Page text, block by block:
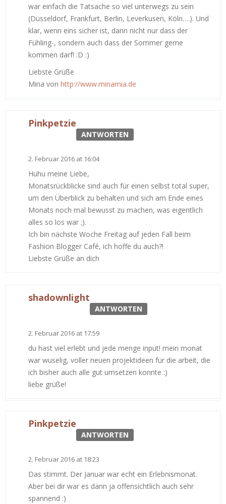
war einfach die Tatsache so viel unterwegs zu sein
(Düsseldorf, Frankfurt, Berlin, Leverkusen, Köln….). Und
klar, wenn eins sicher ist, dann nicht nur dass der
Fühling-, sondern auch dass der Sommer gerne
kommen darf! :D :)
Liebste Grüße
Mina von http://www.minamia.de
Pinkpetzie
ANTWORTEN
2. Februar 2016 at 16:04
Huhu meine Liebe,
Monatsrückblicke sind auch für einen selbst total super,
um den Überblick zu behalten und sich am Ende eines
Monats noch mal bewusst zu machen, was eigentlich
alles so los war ;).
Ich bin nächste Woche Freitag auf jeden Fall beim
Fashion Blogger Café, ich hoffe du auch?!
Liebste Grüße an dich
shadownlight
ANTWORTEN
2. Februar 2016 at 17:59
du hast viel erlebt und jede menge input! mein monat
war wuselig, voller neuen projektideen für die arbeit, die
ich bisher auch alle gut umsetzen konnte :)
liebe grüße!
Pinkpetzie
ANTWORTEN
2. Februar 2016 at 18:23
Das stimmt. Der Januar war echt ein Erlebnismonat.
Aber bei dir war es dann ja offensichtlich auch sehr
spannend :)